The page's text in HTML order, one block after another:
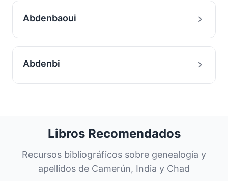
Abdenbaoui
Abdenbi
Libros Recomendados
Recursos bibliográficos sobre genealogía y
apellidos de Camerún, India y Chad